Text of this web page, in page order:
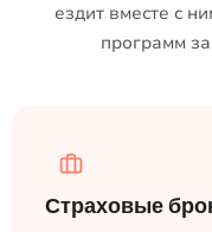
ездит вместе с
программ
Страховые